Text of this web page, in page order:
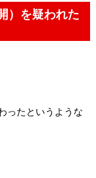
）を疑われた
ったというような